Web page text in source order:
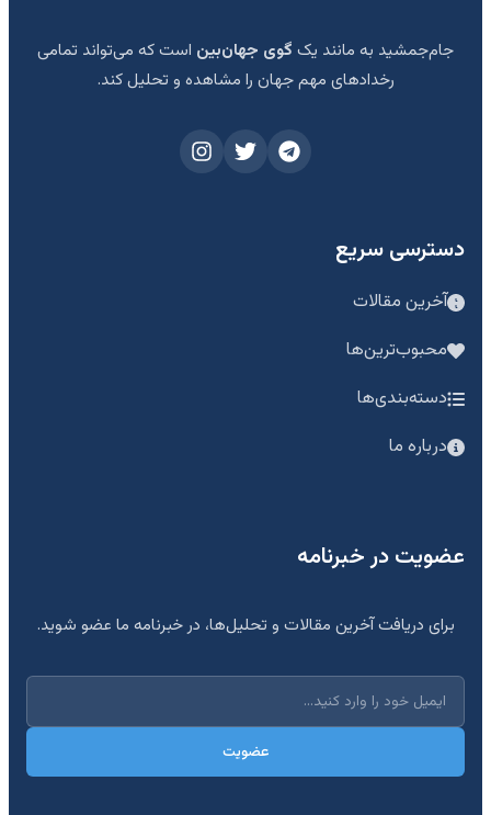
جام‌جمشید به مانند یک گوی جهان‌بین است که می‌تواند تمامی
رخدادهای مهم جهان را مشاهده و تحلیل کند.
دسترسی سریع
آخرین مقالات
محبوب‌ترین‌ها
دسته‌بندی‌ها
درباره ما
عضویت در خبرنامه
برای دریافت آخرین مقالات و تحلیل‌ها، در خبرنامه ما عضو شوید.
عضویت